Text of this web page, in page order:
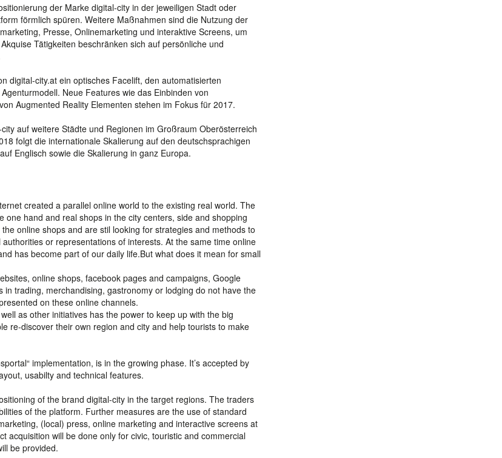
der Marke digital-city in der jeweiligen Stadt oder
förmlich spüren. Weitere Maßnahmen sind die Nutzung der
Presse, Onlinemarketing und interaktive Screens, um
Tätigkeiten beschränken sich auf persönliche und
digital-city.at ein optisches Facelift, den automatisierten
Neue Features wie das Einbinden von
Augmented Reality Elementen stehen im Fokus für 2017.
auf weitere Städte und Regionen im Großraum Oberösterreich
folgt die internationale Skalierung auf den deutschsprachigen
Englisch sowie die Skalierung in ganz Europa.
created a parallel online world to the existing real world. The
hand and real shops in the city centers, side and shopping
online shops and are stil looking for strategies and methods to
or representations of interests. At the same time online
has become part of our daily life.But what does it mean for small
online shops, facebook pages and campaigns, Google
trading, merchandising, gastronomy or lodging do not have the
on these online channels.
as other initiatives has the power to keep up with the big
re-discover their own region and city and help tourists to make
implementation, is in the growing phase. It’s accepted by
usabilty and technical features.
of the brand digital-city in the target regions. The traders
of the platform. Further measures are the use of standard
(local) press, online marketing and interactive screens at
acquisition will be done only for civic, touristic and commercial
be provided.